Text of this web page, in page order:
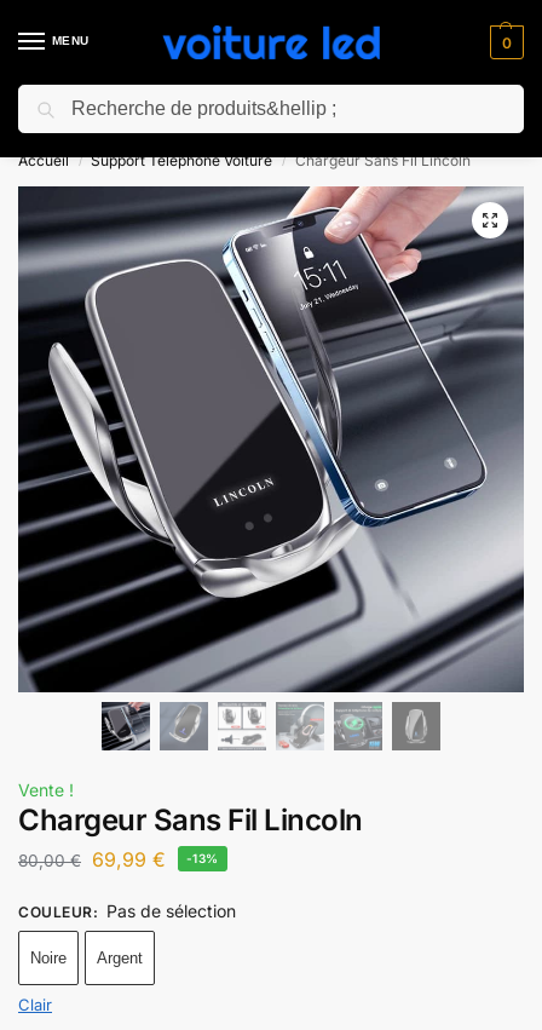
MENU 0
⚡ 10% de réduction pour les nouveaux clients avec le code “NC10”
Accueil / Support Téléphone Voiture / Chargeur Sans Fil Lincoln
Vente !
Chargeur Sans Fil Lincoln
80,00€ 69,99 € -13%
COULEUR: Pas de sélection
Noire Argent
Clair